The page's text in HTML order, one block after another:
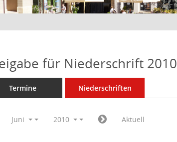
für Niederschrift 2010
Termine Niederschriften
Juni 2010 Aktuell